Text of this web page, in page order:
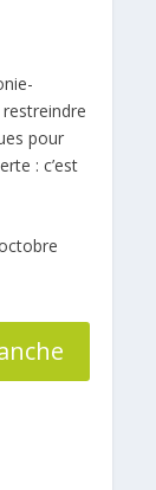
pour
: c’est